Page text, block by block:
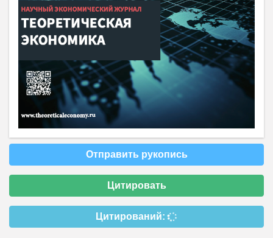
Отправить рукопись
Цитировать
Цитирований: